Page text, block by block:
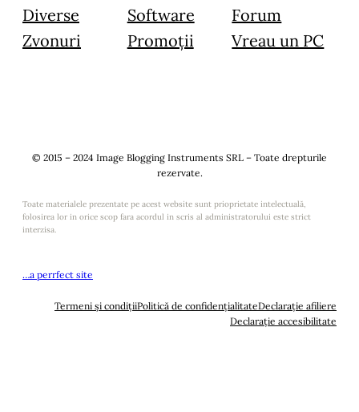
Diverse
Zvonuri
Software
Promoții
Forum
Vreau un PC
© 2015 – 2024 Image Blogging Instruments SRL – Toate drepturile
rezervate.
Toate materialele prezentate pe acest website sunt prioprietate intelectuală,
folosirea lor in orice scop fara acordul in scris al administratorului este strict
interzisa.
…a perrfect site
Termeni și condițiiPolitică de confidențialitateDeclarație afiliere
Declarație accesibilitate